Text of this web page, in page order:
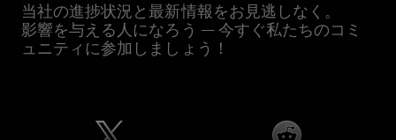
当社の進捗状況と最新情報をお見逃しなく。
影響を与える人になろう — 今すぐ私たちのコミ
ュニティに参加しましょう！